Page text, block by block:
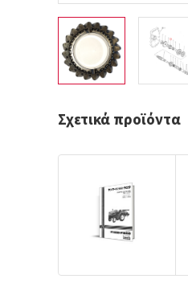
Σχετικά προϊόντα